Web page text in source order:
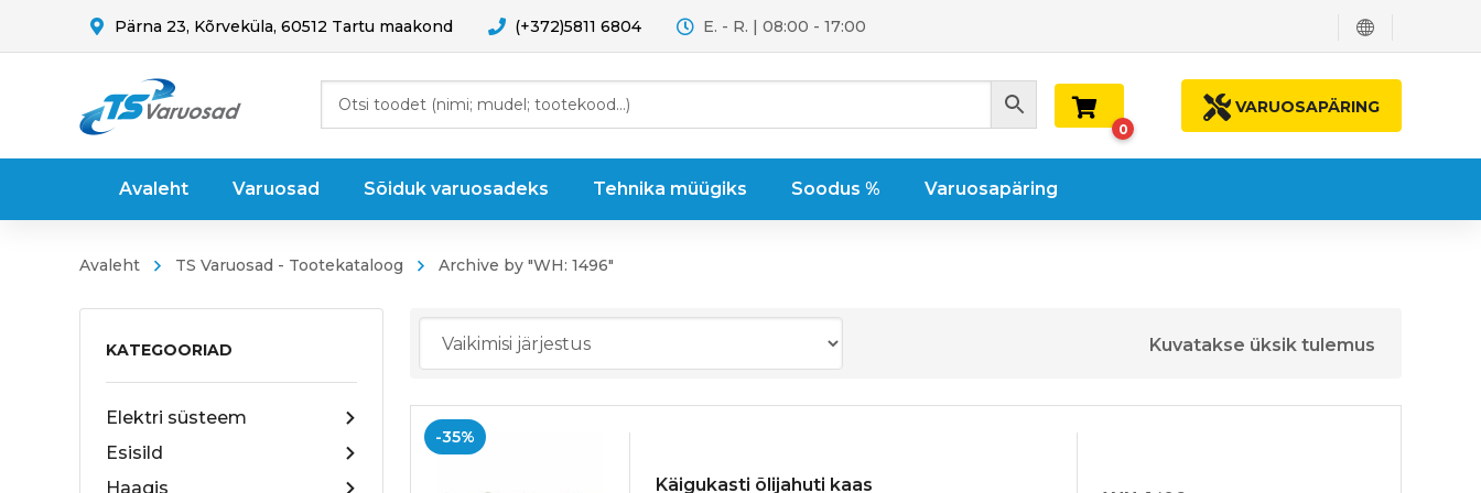
Pärna 23, Kõrveküla, 60512 Tartu maakond (+372)5811 6804 E. - R. | 08:00 - 17:00
VARUOSAPÄRING
0
Avaleht Varuosad Sõiduk varuosadeks Tehnika müügiks Soodus % Varuosapäring
Avaleht TS Varuosad - Tootekataloog Archive by "WH: 1496"
KATEGOORIAD
Elektri süsteem
Esisild
Haagis
Kuvatakse üksik tulemus
-35%
Käigukasti õlijahuti kaas